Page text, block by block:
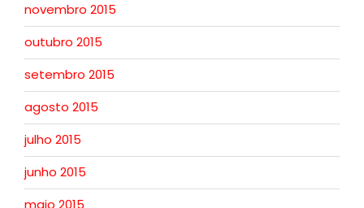
novembro 2015
outubro 2015
setembro 2015
agosto 2015
julho 2015
junho 2015
maio 2015